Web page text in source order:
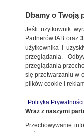
od
nie
Dbamy o Twoją
Jeśli użytkownik
Partnerów IAB oraz
użytkownika i
przeglądania.
przeglądania
się przetwarzaniu w
plików cookie i
Polityka Prywatności
Wraz z naszymi
Przechowywanie